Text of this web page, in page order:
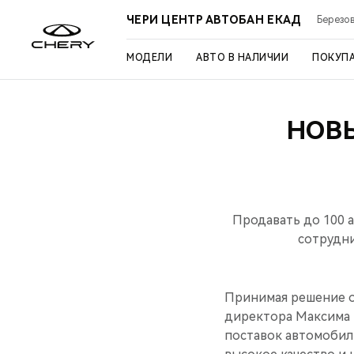
ЧЕРИ ЦЕНТР АВТОБАН ЕКАД
МОДЕЛИ АВТО В НАЛИЧИИ
Продавать до 100
Принимая решение
директора Максима
поставок